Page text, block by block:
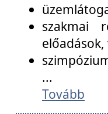
szakmai
...
Tovább